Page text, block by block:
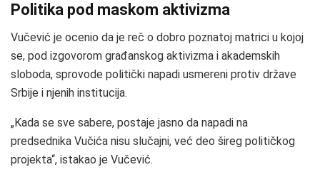
Politika pod maskom aktivizma
Vučević je ocenio da je reč o dobro poznatoj matrici u kojoj
se, pod izgovorom građanskog aktivizma i akademskih
sloboda, sprovode politički napadi usmereni protiv države
Srbije i njenih institucija.
„Kada se sve sabere, postaje jasno da napadi na
predsednika Vučića nisu slučajni, već deo šireg političkog
projekta“, istakao je Vučević.